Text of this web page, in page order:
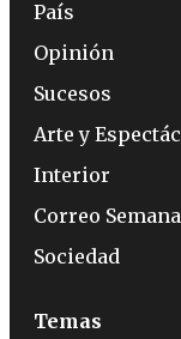
País
Opinión
Sucesos
Arte y
Interior
Correo
Sociedad
Temas